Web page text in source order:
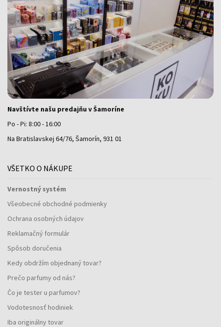
Navštívte našu predajňu v Šamoríne
Po - Pi: 8:00 - 16:00
Na Bratislavskej 64/76, Šamorín, 931 01
VŠETKO O NÁKUPE
Vernostný systém
Všeobecné obchodné podmienky
Ochrana osobných údajov
Reklamačný formulár
Spôsob doručenia
Kedy obdržím objednaný tovar?
Prečo parfumy od nás?
Čo je tester u parfumov?
Vodotesnosť hodiniek
Iba originálny tovar